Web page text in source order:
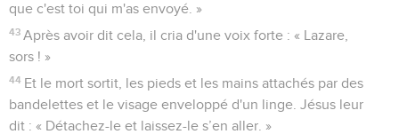
que c'est toi qui m'as envoyé. »
43 Après avoir dit cela, il cria d'une voix forte : « Lazare,
sors ! »
44 Et le mort sortit, les pieds et les mains attachés par des
bandelettes et le visage enveloppé d'un linge. Jésus leur
dit : « Détachez-le et laissez-le s’en aller. »